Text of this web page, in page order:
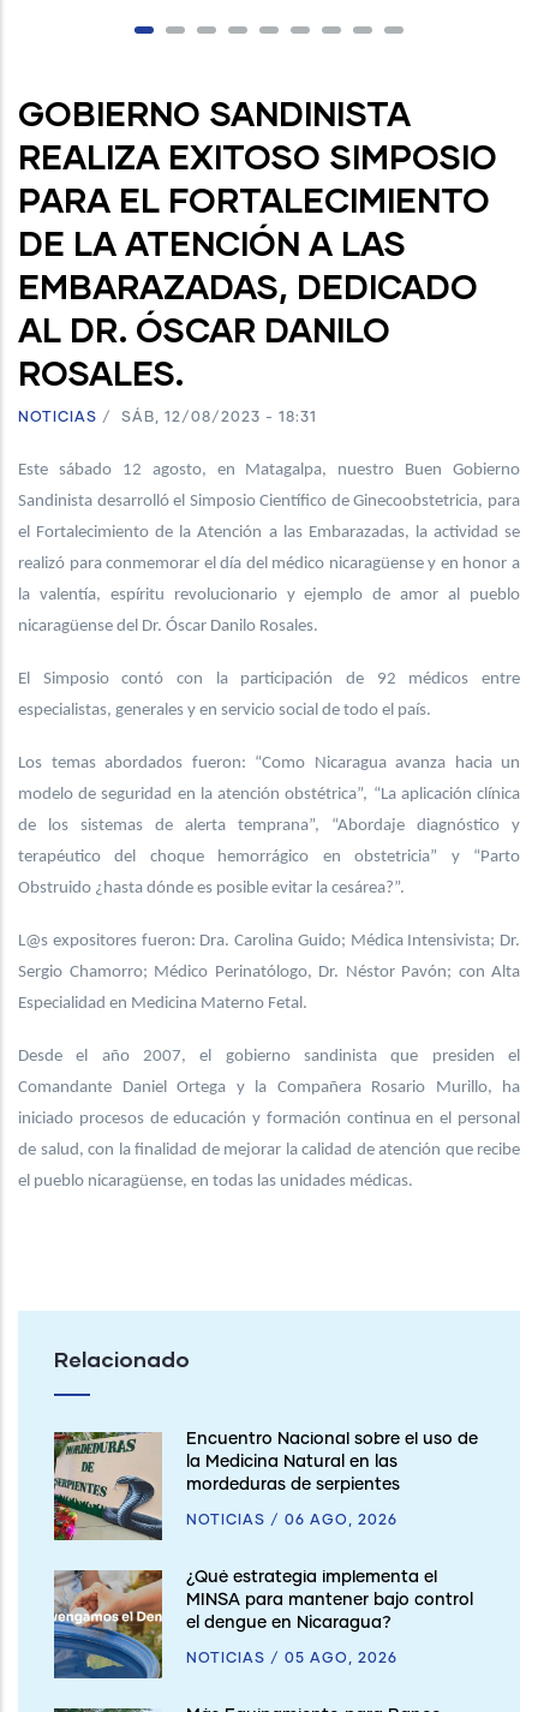
GOBIERNO SANDINISTA
REALIZA EXITOSO SIMPOSIO
PARA EL FORTALECIMIENTO
DE LA ATENCIÓN A LAS
EMBARAZADAS, DEDICADO
AL DR. ÓSCAR DANILO
ROSALES.
NOTICIAS / SÁB, 12/08/2023 - 18:31
Este sábado 12 agosto, en Matagalpa, nuestro Buen Gobierno
Sandinista desarrolló el Simposio Científico de Ginecoobstetricia, para
el Fortalecimiento de la Atención a las Embarazadas, la actividad se
realizó para conmemorar el día del médico nicaragüense y en honor a
la valentía, espíritu revolucionario y ejemplo de amor al pueblo
nicaragüense del Dr. Óscar Danilo Rosales.
El Simposio contó con la participación de 92 médicos entre
especialistas, generales y en servicio social de todo el país.
Los temas abordados fueron: “Como Nicaragua avanza hacia un
modelo de seguridad en la atención obstétrica”, “La aplicación clínica
de los sistemas de alerta temprana”, “Abordaje diagnóstico y
terapéutico del choque hemorrágico en obstetricia” y “Parto
Obstruido ¿hasta dónde es posible evitar la cesárea?”.
L@s expositores fueron: Dra. Carolina Guido; Médica Intensivista; Dr.
Sergio Chamorro; Médico Perinatólogo, Dr. Néstor Pavón; con Alta
Especialidad en Medicina Materno Fetal.
Desde el año 2007, el gobierno sandinista que presiden el
Comandante Daniel Ortega y la Compañera Rosario Murillo, ha
iniciado procesos de educación y formación continua en el personal
de salud, con la finalidad de mejorar la calidad de atención que recibe
el pueblo nicaragüense, en todas las unidades médicas.
Relacionado
Encuentro Nacional sobre el uso de
la Medicina Natural en las
mordeduras de serpientes
NOTICIAS / 06 AGO, 2026
¿Qué estrategia implementa el
MINSA para mantener bajo control
el dengue en Nicaragua?
NOTICIAS / 05 AGO, 2026